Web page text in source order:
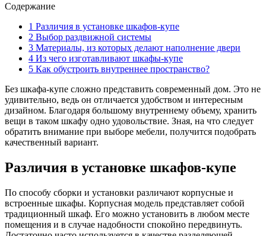
Содержание
1 Различия в установке шкафов-купе
2 Выбор раздвижной системы
3 Материалы, из которых делают наполнение двери
4 Из чего изготавливают шкафы-купе
5 Как обустроить внутреннее пространство?
Без шкафа-купе сложно представить современный дом. Это не
удивительно, ведь он отличается удобством и интересным
дизайном. Благодаря большому внутреннему объему, хранить
вещи в таком шкафу одно удовольствие. Зная, на что следует
обратить внимание при выборе мебели, получится подобрать
качественный вариант.
Различия в установке шкафов-купе
По способу сборки и установки различают корпусные и
встроенные шкафы. Корпусная модель представляет собой
традиционный шкаф. Его можно установить в любом месте
помещения и в случае надобности спокойно передвинуть.